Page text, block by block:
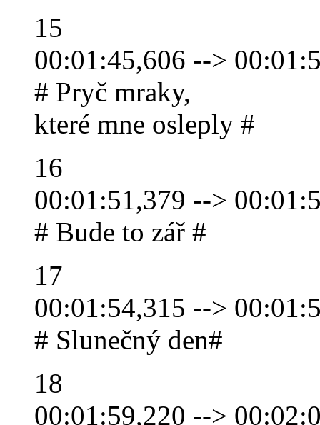
15
00:01:45,606 -->
# Pryč mraky,
které mne osleply #
16
00:01:51,379 -->
# Bude to zář #
17
00:01:54,315 -->
# Slunečný den#
18
00:01:59,220 -->